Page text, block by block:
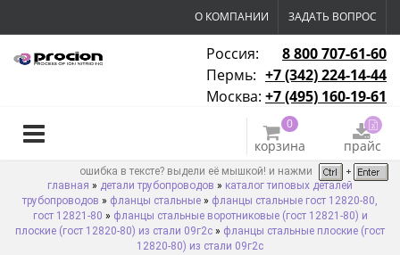
О КОМПАНИИ ЗАДАТЬ ВОПРОС
Россия:
8 800 707-61-60
Пермь: +7 (342) 224-14-44
Москва: +7 (495) 160-19-61
0
корзина прайс
ошибка в тексте? выдели её мышкой! и нажми
главная » детали трубопроводов » каталог типовых деталей
трубопроводов » фланцы стальные » фланцы стальные гост 12820-80,
гост 12821-80 » фланцы стальные воротниковые (гост 12821-80) и
плоские (гост 12820-80) из стали 09г2с » фланцы стальные плоские (гост
12820-80) из стали 09г2с